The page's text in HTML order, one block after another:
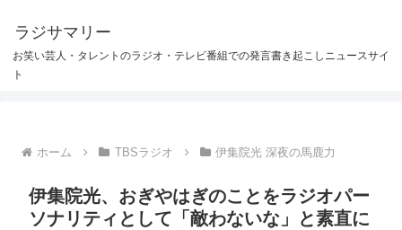
ラジサマリー
お笑い芸人・タレントのラジオ・テレビ番組での発言書き起こしニュースサイ
ト
ホーム TBSラジオ 伊集院光 深夜の馬鹿力
伊集院光、おぎやはぎのことをラジオパー
ソナリティとして「敵わないな」と素直に